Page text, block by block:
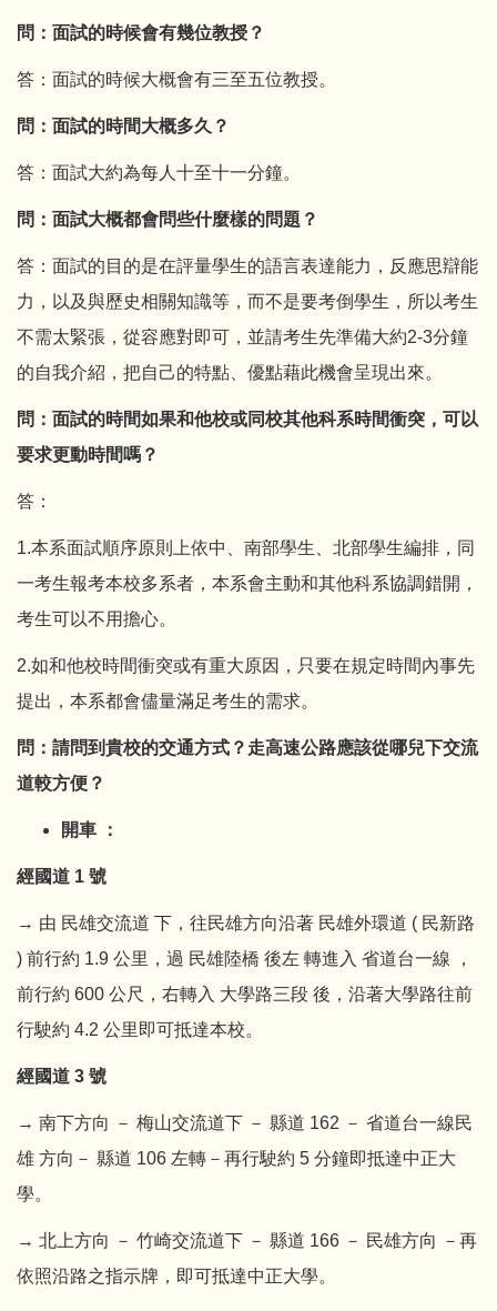
問：面試的時候會有幾位教授？
答：面試的時候大概會有三至五位教授。
問：面試的時間大概多久？
答：面試大約為每人十至十一分鐘。
問：面試大概都會問些什麼樣的問題？
答：面試的目的是在評量學生的語言表達能力，反應思辯能
力，以及與歷史相關知識等，而不是要考倒學生，所以考生
不需太緊張，從容應對即可，並請考生先準備大約2-3分鐘
的自我介紹，把自己的特點、優點藉此機會呈現出來。
問：面試的時間如果和他校或同校其他科系時間衝突，可以
要求更動時間嗎？
答：
1.本系面試順序原則上依中、南部學生、北部學生編排，同
一考生報考本校多系者，本系會主動和其他科系協調錯開，
考生可以不用擔心。
2.如和他校時間衝突或有重大原因，只要在規定時間內事先
提出，本系都會儘量滿足考生的需求。
問：請問到貴校的交通方式？走高速公路應該從哪兒下交流
道較方便？
開車 ：
經國道 1 號
→ 由 民雄交流道 下，往民雄方向沿著 民雄外環道 ( 民新路
) 前行約 1.9 公里，過 民雄陸橋 後左 轉進入 省道台一線 ，
前行約 600 公尺，右轉入 大學路三段 後，沿著大學路往前
行駛約 4.2 公里即可抵達本校。
經國道 3 號
→ 南下方向 － 梅山交流道下 － 縣道 162 － 省道台一線民
雄 方向－ 縣道 106 左轉－再行駛約 5 分鐘即抵達中正大
學。
→ 北上方向 － 竹崎交流道下 － 縣道 166 － 民雄方向 －再
依照沿路之指示牌，即可抵達中正大學。